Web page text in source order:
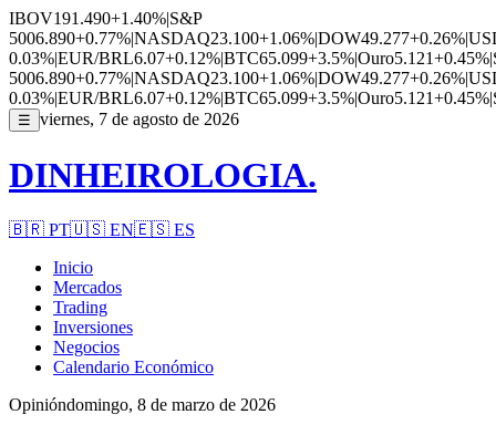
IBOV191.490+1.40%|S&P
5006.890+0.77%|NASDAQ23.100+1.06%|DOW49.277+0.26%|
0.03%|EUR/BRL6.07+0.12%|BTC65.099+3.5%|Ouro5.121+0.45%|
5006.890+0.77%|NASDAQ23.100+1.06%|DOW49.277+0.26%|
0.03%|EUR/BRL6.07+0.12%|BTC65.099+3.5%|Ouro5.121+0.45%|
☰ viernes, 7 de agosto de 2026
DINHEIROLOGIA.
🇧🇷 PT🇺🇸 EN🇪🇸 ES
Inicio
Mercados
Trading
Inversiones
Negocios
Calendario Económico
Opinióndomingo, 8 de marzo de 2026